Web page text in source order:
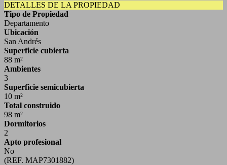
DETALLES DE LA PROPIEDAD
Tipo de Propiedad
Departamento
Ubicación
San Andrés
Superficie cubierta
88 m²
Ambientes
3
Superficie semicubierta
10 m²
Total construido
98 m²
Dormitorios
2
Apto profesional
No
(REF. MAP7301882)